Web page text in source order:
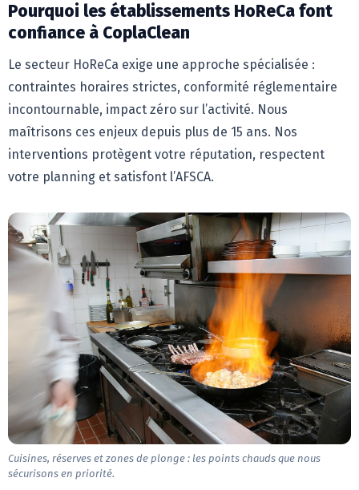
Pourquoi les établissements HoReCa font
confiance à CoplaClean
Le secteur HoReCa exige une approche spécialisée :
contraintes horaires strictes, conformité réglementaire
incontournable, impact zéro sur l’activité. Nous
maîtrisons ces enjeux depuis plus de 15 ans. Nos
interventions protègent votre réputation, respectent
votre planning et satisfont l’AFSCA.
Cuisines, réserves et zones de plonge : les points chauds que nous
sécurisons en priorité.